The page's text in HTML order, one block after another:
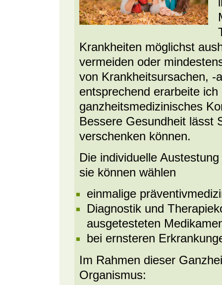
Krankheiten möglichst
vermeiden oder
von Krankheitsursachen, -
entsprechend erarbeite
ganzheitsmedizinisches
Bessere Gesundheit lässt
verschenken können.
Die individuelle
sie können wählen
einmalige
Diagnostik und
ausgetesteten
bei ernsteren
Im Rahmen dieser
Organismus: